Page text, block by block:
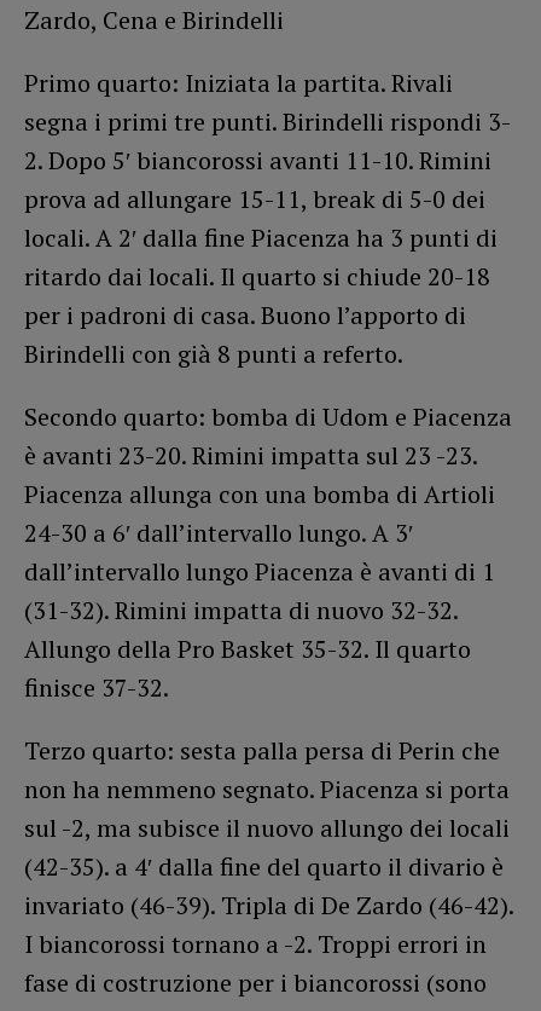
Zardo, Cena e Birindelli
Primo quarto: Iniziata la partita. Rivali
segna i primi tre punti. Birindelli rispondi 3-
2. Dopo 5′ biancorossi avanti 11-10. Rimini
prova ad allungare 15-11, break di 5-0 dei
locali. A 2′ dalla fine Piacenza ha 3 punti di
ritardo dai locali. Il quarto si chiude 20-18
per i padroni di casa. Buono l’apporto di
Birindelli con già 8 punti a referto.
Secondo quarto: bomba di Udom e Piacenza
è avanti 23-20. Rimini impatta sul 23 -23.
Piacenza allunga con una bomba di Artioli
24-30 a 6′ dall’intervallo lungo. A 3′
dall’intervallo lungo Piacenza è avanti di 1
(31-32). Rimini impatta di nuovo 32-32.
Allungo della Pro Basket 35-32. Il quarto
finisce 37-32.
Terzo quarto: sesta palla persa di Perin che
non ha nemmeno segnato. Piacenza si porta
sul -2, ma subisce il nuovo allungo dei locali
(42-35). a 4′ dalla fine del quarto il divario è
invariato (46-39). Tripla di De Zardo (46-42).
I biancorossi tornano a -2. Troppi errori in
fase di costruzione per i biancorossi (sono